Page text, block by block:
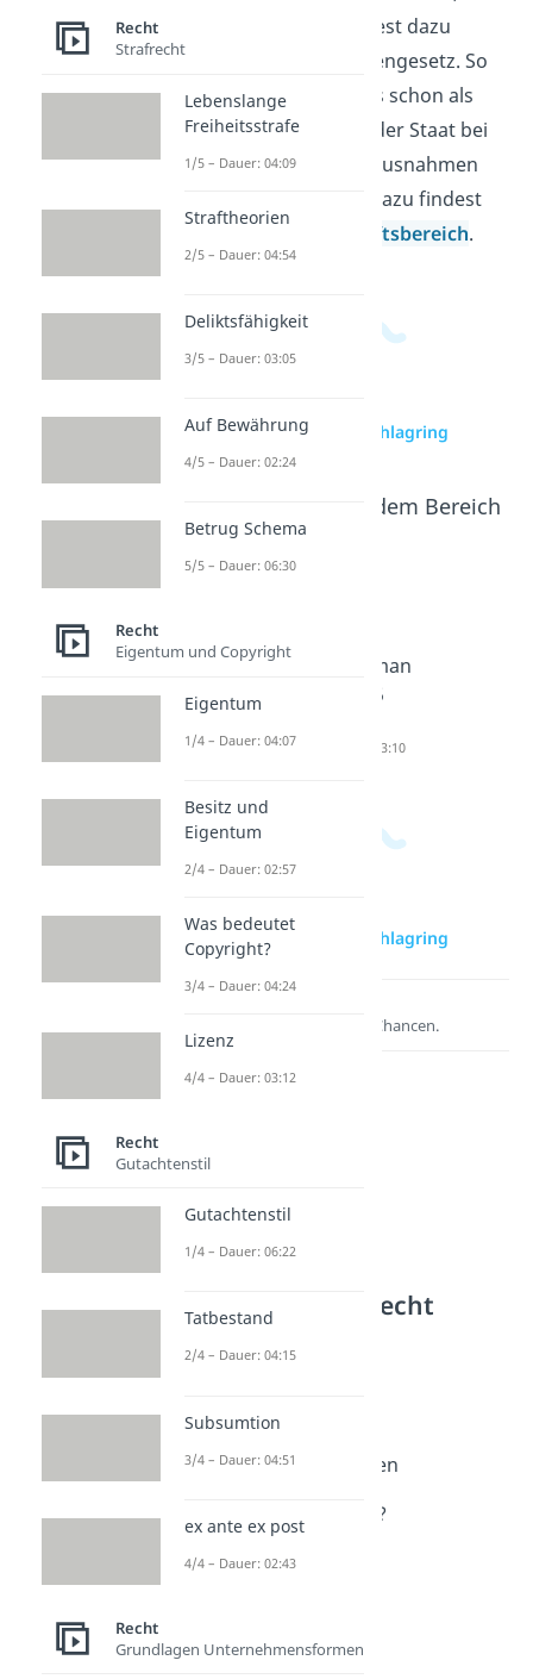
Besitz und Führen und liest dazu
wichtige Stellen im Waffengesetz. So
erkennst du, wann etwas schon als
Straftat gilt und warum der Staat bei
manchen Waffen keine Ausnahmen
zulässt. Weitere Videos dazu findest
Wirtschaftsbereich.
zur Videoseite: Schlagring
Beliebte Inhalte aus dem Bereich
Recht
Kinder
alleine
lassen?
Dauer: 04:37
jugendlic
h?
darf man
mit 15
Dauer: 03:10
zur Videoseite: Schlagring
Entdecke hier deine Chancen.
Weitere Inhalte: Recht
Ruhestörung
Reichsadler
Kennzeichen herausfinden
Ist Samstag ein Werktag?
Dauer: 03:37
Verwaltungsakt
Dauer: 04:35
Dauer: 03:25
Recht
Strafrecht
Lebenslange
Freiheitsstrafe
1/5 – Dauer: 04:09
Straftheorien
2/5 – Dauer: 04:54
Deliktsfähigkeit
3/5 – Dauer: 03:05
Auf Bewährung
4/5 – Dauer: 02:24
Betrug Schema
5/5 – Dauer: 06:30
Recht
Eigentum und Copyright
Eigentum
1/4 – Dauer: 04:07
Besitz und
Eigentum
2/4 – Dauer: 02:57
Was bedeutet
Copyright?
3/4 – Dauer: 04:24
Lizenz
4/4 – Dauer: 03:12
Recht
Gutachtenstil
Gutachtenstil
1/4 – Dauer: 06:22
Tatbestand
2/4 – Dauer: 04:15
Subsumtion
3/4 – Dauer: 04:51
ex ante ex post
4/4 – Dauer: 02:43
Recht
Grundlagen Unternehmensformen